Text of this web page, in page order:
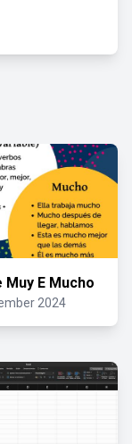
Muy E Mucho
2024